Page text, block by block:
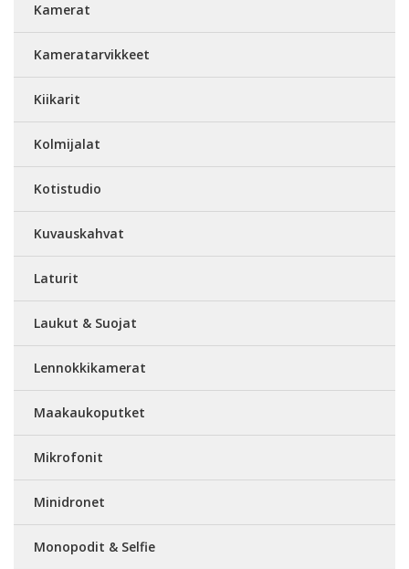
Kamerat
Kameratarvikkeet
Kiikarit
Kolmijalat
Kotistudio
Kuvauskahvat
Laturit
Laukut & Suojat
Lennokkikamerat
Maakaukoputket
Mikrofonit
Minidronet
Monopodit & Selfie